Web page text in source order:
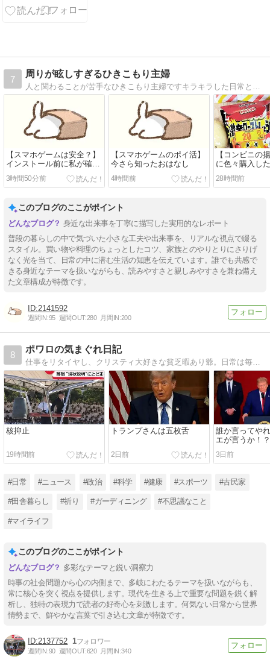
7
周りが眩しすぎるひきこもり主婦
【スマホゲームは安全？】
インストール前に私が確認
してること
3時間50分前
【スマホゲームのポイ活】
今さら知ったおはなし
4時間前
【コンビニの
に色々購入し
28時間前
このブログのここがポイント
身近な出来事を丁寧に描写した実用的なレポート
普段の暮らしの中で気づいた小さな工夫や出来事を、リアルな視点で綴る
スタイル。買い物や料理のちょっとしたコツ、家族とのやりとりにさりげ
なく光を当て、日常の中に潜む生活の知恵を伝えています。誰でも共感で
きる身近なテーマを扱いながらも、読みやすさと親しみやすさを兼ね備え
た文章構成が特徴です。
2141592
週間IN:95 週間OUT:280 月間IN:200
8
ポワロの気まぐれ日記
仕事をリタイヤし、クリスティ大好きな貧乏暇あり爺。日常は毎日5Km程度の散歩と、時々ガーデニング。 糖尿持ちだからふた月に一度は病院通い。気まぐれに、日ごろ感じたことや気付いたことを私の部屋から発信しています。ちなみに丑年です。
核抑止
19時間前
トランプさんは五枚舌
2日前
誰か言ってや
エが言うか！
3日前
#日常 #ニュース #政治 #科学 #健康 #スポーツ #古民家
#田舎暮らし #祈り #ガーディニング #不思議なこと
#マイライフ
このブログのここがポイント
多彩なテーマと鋭い洞察力
時事の社会問題から心の内側まで、多岐にわたるテーマを扱いながらも、
常に核心を突く視点を提供します。現代を生きる上で重要な問題を鋭く解
析し、独特の表現力で読者の好奇心を刺激します。何気ない日常から世界
情勢まで、鮮やかな言葉で引き込む文章が特徴です。
2137752 1
週間IN:90 週間OUT:620 月間IN:340